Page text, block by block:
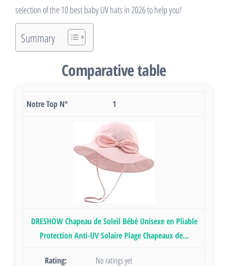
selection of the 10 best baby UV hats in 2026 to help you!
Summary
Comparative table
1
DRESHOW Chapeau de Soleil Bébé Unisexe en Pliable
Protection Anti-UV Solaire Plage Chapeaux de...
No ratings yet